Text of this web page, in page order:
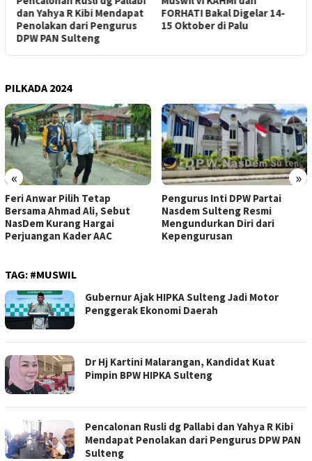
dan Yahya R Kibi Mendapat
Penolakan dari Pengurus
DPW PAN Sulteng
FORHATI Bakal Digelar 14-
15 Oktober di Palu
PILKADA 2024
« »
Feri Anwar Pilih Tetap
Bersama Ahmad Ali, Sebut
NasDem Kurang Hargai
Perjuangan Kader AAC
Pengurus Inti DPW Partai
Nasdem Sulteng Resmi
Mengundurkan Diri dari
Kepengurusan
TAG: #MUSWIL
Gubernur Ajak HIPKA Sulteng Jadi Motor
Penggerak Ekonomi Daerah
Dr Hj Kartini Malarangan, Kandidat Kuat
Pimpin BPW HIPKA Sulteng
Pencalonan Rusli dg Pallabi dan Yahya R Kibi
Mendapat Penolakan dari Pengurus DPW PAN
Sulteng